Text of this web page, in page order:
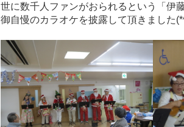
世に数千人ファンがおられるという「伊
御自慢のカラオケを披露して頂きました